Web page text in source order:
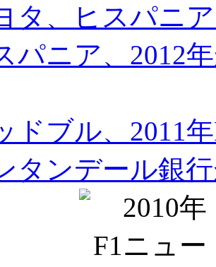
タ、ヒスパニ
パニア、2012
ドブル、2011
タンデール銀